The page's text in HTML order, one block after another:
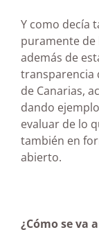
Y como decía
puramente de
además de
transparencia
de Canarias,
dando
evaluar de lo
también en
abierto.
¿Cómo se va